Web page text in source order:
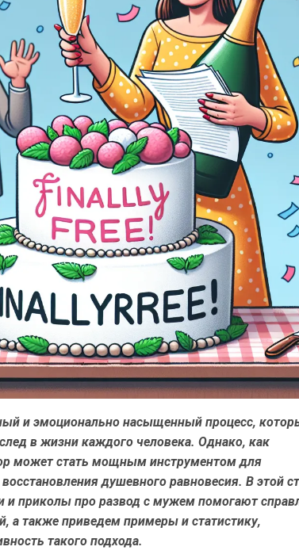
и эмоционально насыщенный процесс,
в жизни каждого человека. Однако, как
может стать мощным инструментом для
душевного равновесия. В этой
приколы про развод с мужем помогают
а также приведем примеры и статистику,
такого подхода.